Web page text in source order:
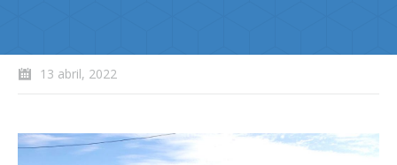
13 abril, 2022